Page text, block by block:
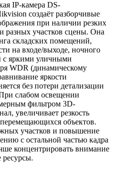
IP-камера DS-
создаёт разборчивые
при наличии резких
разных участков сцены. Она
складских помещений,
на входе/выходе, ночного
с яркими уличными
WDR (динамическому
яркости
без потери детализации
слабом освещении
фильтром 3D-
увеличивает резкость
объектов.
участков и повышение
с остальной частью кадра
концентрировать внимание
ресурсы.